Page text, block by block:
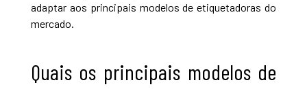
adaptar aos principais modelos de etiquetadoras do
mercado.
Quais os principais modelos de